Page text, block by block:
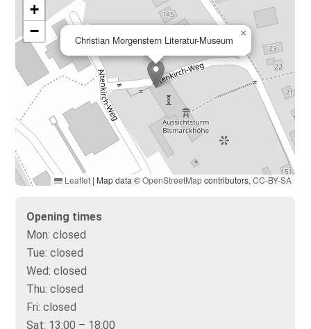
Christian Morgenstern Literatur-Museum
×
+
−
Leaflet | Map data ©OpenStreetMapcontributors,CC-BY-SA
Opening times
Mon: closed
Tue: closed
Wed: closed
Thu: closed
Fri: closed
Sat: 13:00 – 18:00